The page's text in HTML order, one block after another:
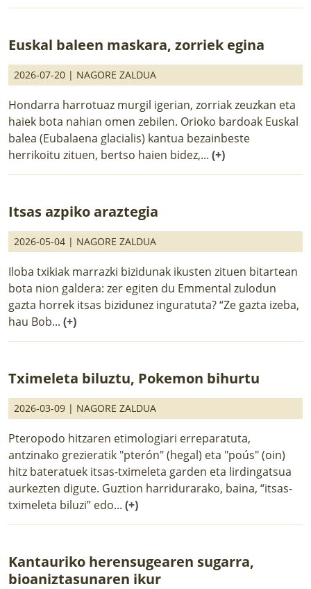
Euskal baleen maskara, zorriek egina
2026-07-20 | NAGORE ZALDUA
Hondarra harrotuaz murgil igerian, zorriak zeuzkan eta
haiek bota nahian omen zebilen. Orioko bardoak Euskal
balea (Eubalaena glacialis) kantua bezainbeste
herrikoitu zituen, bertso haien bidez,... (+)
Itsas azpiko araztegia
2026-05-04 | NAGORE ZALDUA
Iloba txikiak marrazki bizidunak ikusten zituen bitartean
bota nion galdera: zer egiten du Emmental zulodun
gazta horrek itsas bizidunez inguratuta? “Ze gazta izeba,
hau Bob... (+)
Tximeleta biluztu, Pokemon bihurtu
2026-03-09 | NAGORE ZALDUA
Pteropodo hitzaren etimologiari erreparatuta,
antzinako grezieratik "pterón" (hegal) eta "poús" (oin)
hitz bateratuek itsas-tximeleta garden eta lirdingatsua
aurkezten digute. Guztion harridurarako, baina, “itsas-
tximeleta biluzi” edo... (+)
Kantauriko herensugearen sugarra,
bioaniztasunaren ikur